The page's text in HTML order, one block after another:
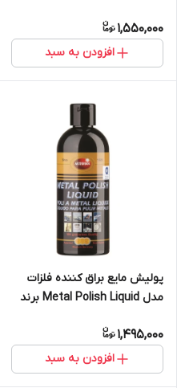
1,550,000
افزودن به سبد
پولیش مایع براق کننده فلزات
مدل Metal Polish Liquid برند
1,495,000
افزودن به سبد